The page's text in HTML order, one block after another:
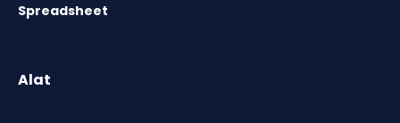
Spreadsheet
Alat